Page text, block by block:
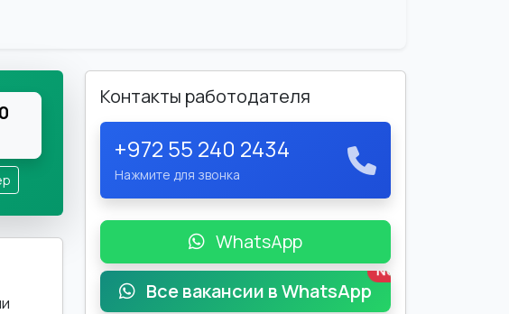
Контакты работодателя
+972 55 240 2434
Нажмите для звонка
WhatsApp
Все вакансии в WhatsApp
New